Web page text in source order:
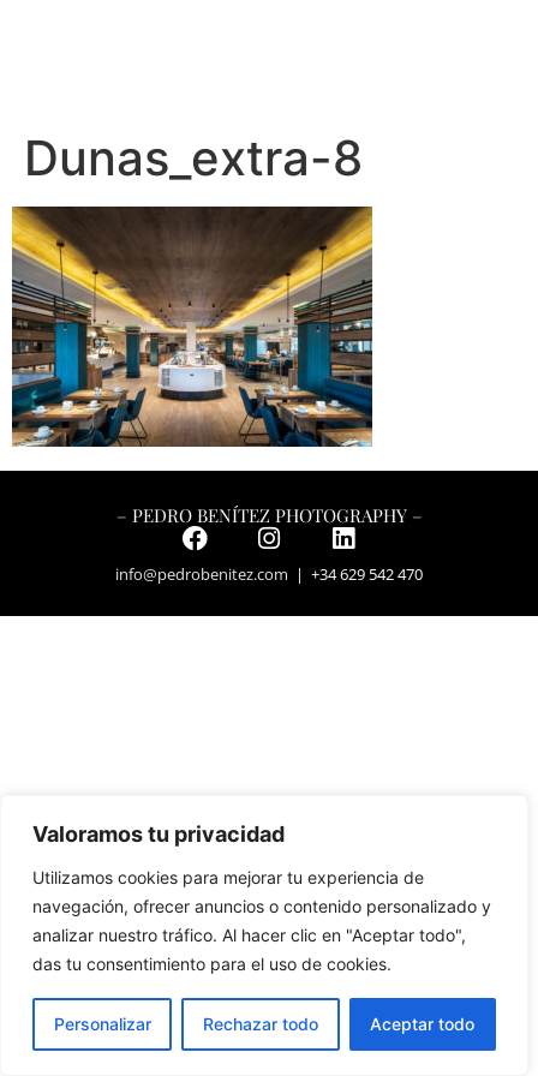
Valoramos tu privacidad
Utilizamos cookies para mejorar tu experiencia de
navegación, ofrecer anuncios o contenido personalizado y
analizar nuestro tráfico. Al hacer clic en "Aceptar todo",
das tu consentimiento para el uso de cookies.
Personalizar Rechazar todo Aceptar todo
Dunas_extra-8
– PEDRO BENÍTEZ PHOTOGRAPHY –
info@pedrobenitez.com | +34 629 542 470